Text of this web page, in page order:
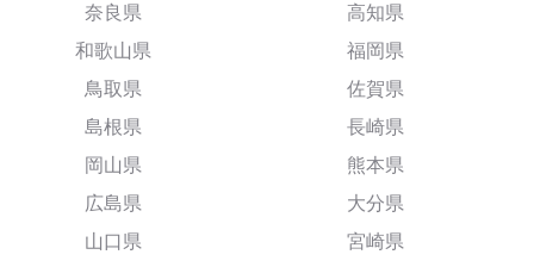
奈良県
和歌山県
鳥取県
島根県
岡山県
広島県
山口県
高知県
福岡県
佐賀県
長崎県
熊本県
大分県
宮崎県